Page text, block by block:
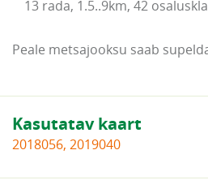
13 rada, 1.5..9km, 42
Peale metsajooksu saab
Kasutatav kaart
2018056, 2019040